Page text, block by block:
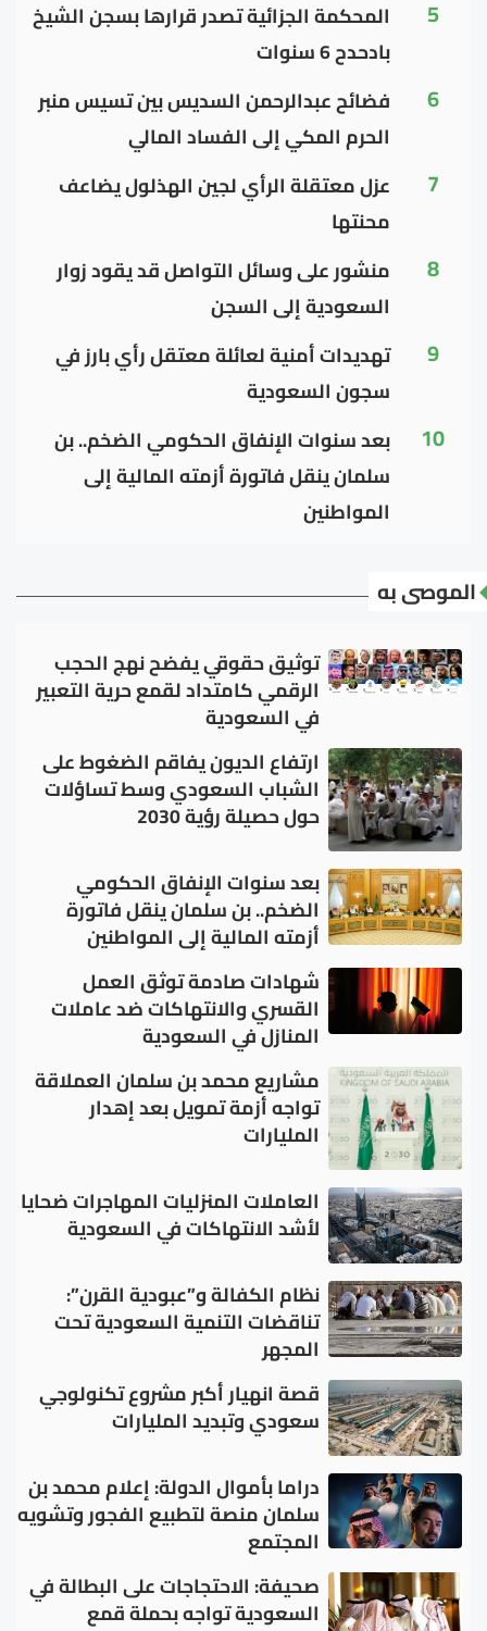
5
المحكمة الجزائية تصدر قرارها بسجن الشيخ
بادحدح 6 سنوات
6
فضائح عبدالرحمن السديس بين تسيس منبر
الحرم المكي إلى الفساد المالي
7
عزل معتقلة الرأي لجين الهذلول يضاعف
محنتها
8
منشور على وسائل التواصل قد يقود زوار
السعودية إلى السجن
9
تهديدات أمنية لعائلة معتقل رأي بارز في
سجون السعودية
10
بعد سنوات الإنفاق الحكومي الضخم.. بن
سلمان ينقل فاتورة أزمته المالية إلى
المواطنين
الموصى به
توثيق حقوقي يفضح نهج الحجب
الرقمي كامتداد لقمع حرية التعبير
في السعودية
ارتفاع الديون يفاقم الضغوط على
الشباب السعودي وسط تساؤلات
حول حصيلة رؤية 2030
بعد سنوات الإنفاق الحكومي
الضخم.. بن سلمان ينقل فاتورة
أزمته المالية إلى المواطنين
شهادات صادمة توثق العمل
القسري والانتهاكات ضد عاملات
المنازل في السعودية
مشاريع محمد بن سلمان العملاقة
تواجه أزمة تمويل بعد إهدار
المليارات
العاملات المنزليات المهاجرات ضحايا
لأشد الانتهاكات في السعودية
نظام الكفالة و”عبودية القرن”:
تناقضات التنمية السعودية تحت
المجهر
قصة انهيار أكبر مشروع تكنولوجي
سعودي وتبديد المليارات
دراما بأموال الدولة: إعلام محمد بن
سلمان منصة لتطبيع الفجور وتشويه
المجتمع
صحيفة: الاحتجاجات على البطالة في
السعودية تواجه بحملة قمع